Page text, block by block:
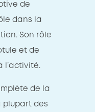
de
dans la
Son rôle
et de
l’activité.
de la
plupart des